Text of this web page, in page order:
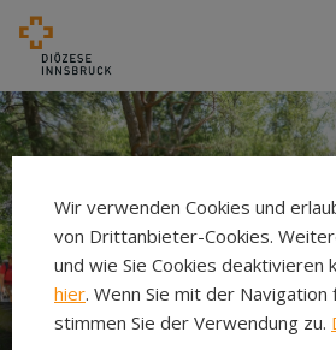
Wir verwenden Cookies und
von Drittanbieter-Cookies.
und wie Sie Cookies deaktivieren
hier. Wenn Sie mit der
stimmen Sie der Verwendung zu.